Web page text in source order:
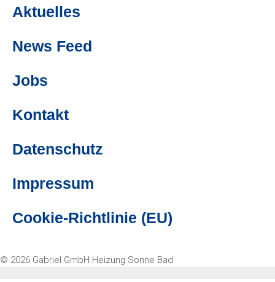
Aktuelles
News Feed
Jobs
Kontakt
Datenschutz
Impressum
Cookie-Richtlinie (EU)
© 2026 Gabriel GmbH Heizung Sonne Bad